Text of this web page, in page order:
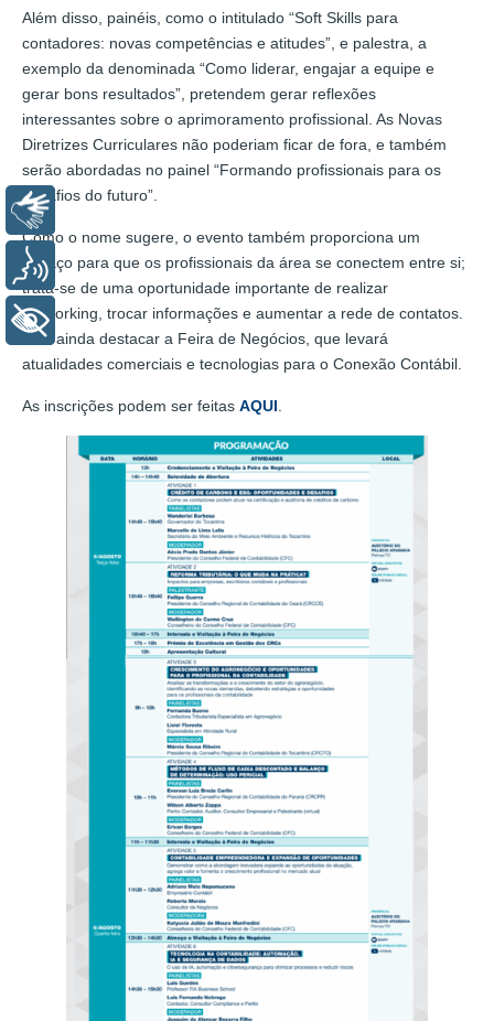
Além disso, painéis, como o intitulado “Soft Skills para
contadores: novas competências e atitudes”, e palestra, a
exemplo da denominada “Como liderar, engajar a equipe e
gerar bons resultados”, pretendem gerar reflexões
interessantes sobre o aprimoramento profissional. As Novas
Diretrizes Curriculares não poderiam ficar de fora, e também
serão abordadas no painel “Formando profissionais para os
desafios do futuro”.
Como o nome sugere, o evento também proporciona um
espaço para que os profissionais da área se conectem entre si;
trata-se de uma oportunidade importante de realizar
networking, trocar informações e aumentar a rede de contatos.
Vale ainda destacar a Feira de Negócios, que levará
atualidades comerciais e tecnologias para o Conexão Contábil.
As inscrições podem ser feitas AQUI.
Voz
+ Acessibilidade